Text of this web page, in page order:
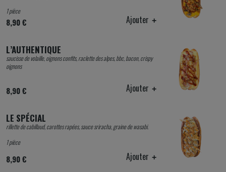
1 pièce
8,90 € Ajouter
L’AUTHENTIQUE
saucisse de volaille, oignons confits, raclette des alpes, bbc, bacon, crispy
oignons
8,90 € Ajouter
LE SPÉCIAL
rillette de cabillaud, carottes rapées, sauce sriracha, graine de wasabi.
1 pièce
8,90 € Ajouter